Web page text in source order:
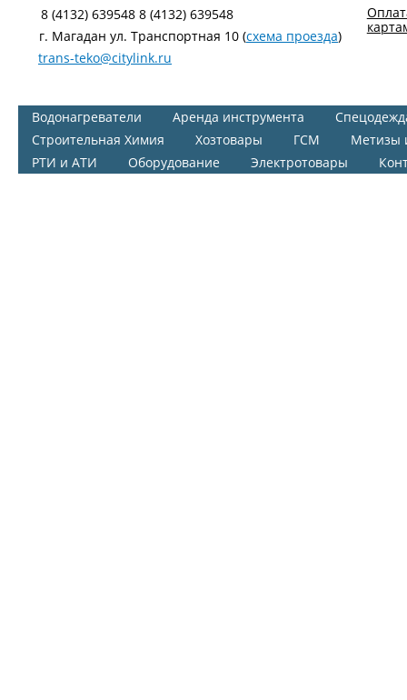
8 (4132) 639548 8 (4132) 639548
г. Магадан ул. Транспортная 10 (схема проезда)
trans-teko@citylink.ru
Водонагреватели Аренда инструмента
Строительная Химия
Хозтовары ГСМ
Метизы
РТИ и АТИ
Оборудование Электротовары